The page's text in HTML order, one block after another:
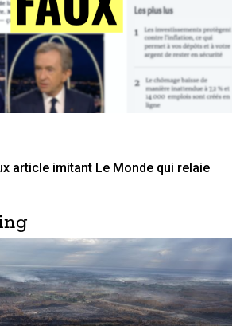
article imitant Le Monde qui relaie